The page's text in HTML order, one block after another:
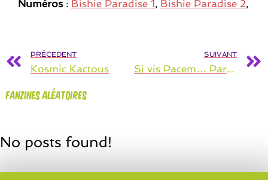
Numéros: Bishie Paradise 1, Bishie Paradise 2,
PRÉCEDENT
Kosmic Kactous
SUIVANT
Si vis Pacem… Para Bellum
Fanzines aléatoires
No posts found!